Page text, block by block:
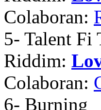
Colaboran:
5- Talent Fi
Riddim:
Colaboran:
6- Burning